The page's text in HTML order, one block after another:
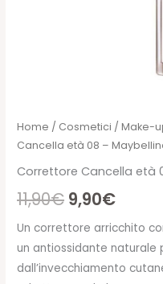
Home / Cosmetici /Make-
Cancella età 08 –
Correttore Cancella età
11,90€ Il
prezzo
originale
9,90€Il
Un correttore arricchito
un antiossidante naturale
dall’invecchiamento